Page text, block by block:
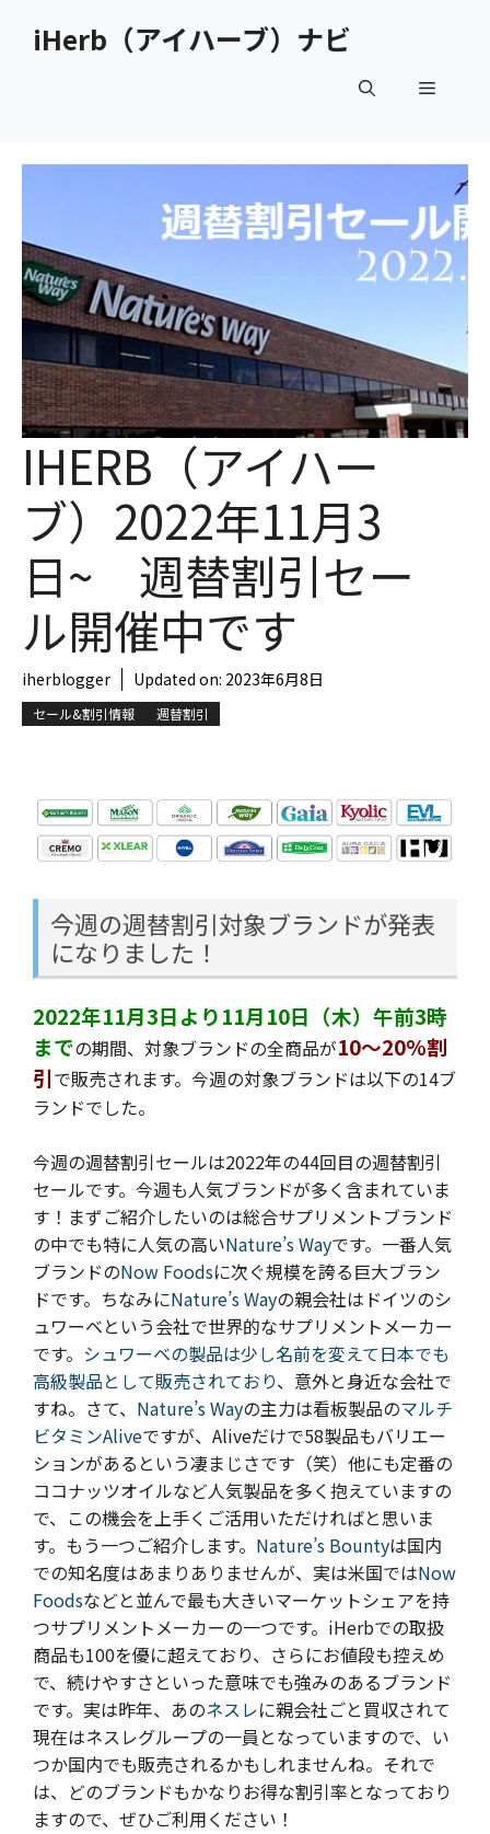
iHerb（アイハーブ）ナビ
メ
ュ
ー
IHERB（アイハー
ブ）2022年11月3
日~ 週替割引セー
ル開催中です
iherblogger Updated on: 2023年6月8日
セール&割引情報 週替割引
今週の週替割引対象ブランドが発表
になりました！
2022年11月3日より11月10日（木）午前3時
までの期間、対象ブランドの全商品が10～20%割
引で販売されます。今週の対象ブランドは以下の14ブ
ランドでした。
今週の週替割引セールは2022年の44回目の週替割引
セールです。 今週も人気ブランドが多く含まれていま
す！まずご紹介したいのは総合サプリメントブランド
の中でも特に人気の高いNature’s Wayです。一番人気
ブランドのNow Foodsに次ぐ規模を誇る巨大ブラン
ドです。ちなみにNature’s Wayの親会社はドイツのシ
ュワーベという会社で世界的なサプリメントメーカー
です。 シュワーベの製品は少し名前を変えて日本でも
高級製品として販売されており、意外と身近な会社で
すね。さて、 Nature’s Wayの主力は看板製品のマルチ
ビタミンAliveですが、Aliveだけで58製品もバリエー
ションがあるという凄まじさです（笑）他にも定番の
ココナッツオイルなど人気製品を多く抱えていますの
で、この機会を上手くご活用いただければと思いま
す。もう一つご紹介します。 Nature’s Bountyは国内
での知名度はあまりありませんが、実は米国ではNow
Foodsなどと並んで最も大きいマーケットシェアを持
つサプリメントメーカーの一つです。iHerbでの取扱
商品も100を優に超えており、さらにお値段も控えめ
で、続けやすさといった意味でも強みのあるブランド
です。実は昨年、あのネスレに親会社ごと買収されて
現在はネスレグループの一員となっていますので、い
つか国内でも販売されるかもしれませんね。それで
は、どのブランドもかなりお得な割引率となっており
ますので、ぜひご利用ください！